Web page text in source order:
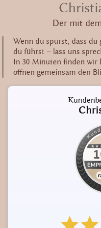
Der mit
Wenn du spürst, dass du
du führst – lass uns
In 30 Minuten finden wir
öffnen gemeinsam den